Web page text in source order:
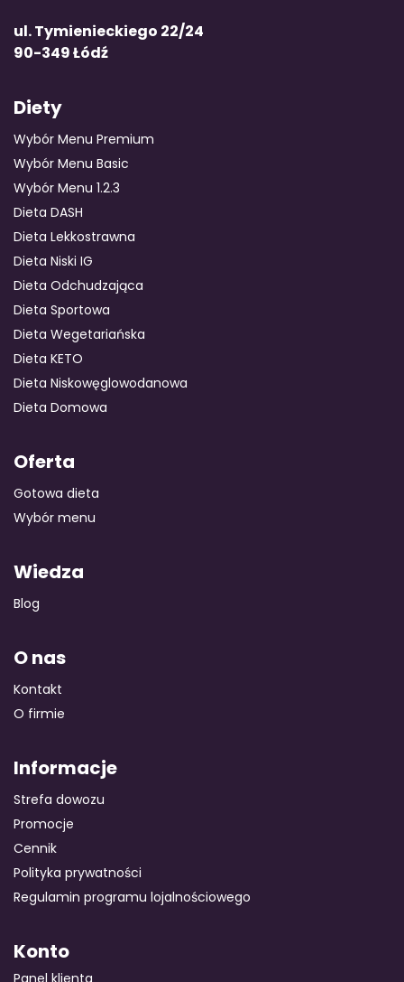
ul. Tymienieckiego 22/24
90-349 Łódź
Diety
Wybór Menu Premium
Wybór Menu Basic
Wybór Menu 1.2.3
Dieta DASH
Dieta Lekkostrawna
Dieta Niski IG
Dieta Odchudzająca
Dieta Sportowa
Dieta Wegetariańska
Dieta KETO
Dieta Niskowęglowodanowa
Dieta Domowa
Oferta
Gotowa dieta
Wybór menu
Wiedza
Blog
O nas
Kontakt
O firmie
Informacje
Strefa dowozu
Promocje
Cennik
Polityka prywatności
Regulamin programu lojalnościowego
Konto